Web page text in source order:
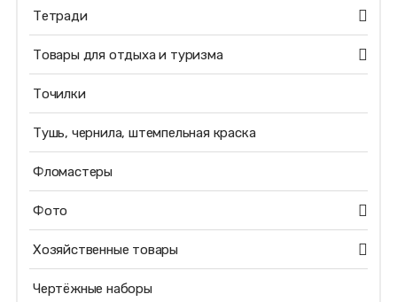
Тетради
Товары для отдыха и туризма
Точилки
Тушь, чернила, штемпельная краска
Фломастеры
Фото
Хозяйственные товары
Чертёжные наборы